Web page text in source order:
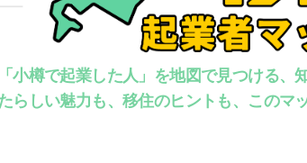
「小樽で起業した人」を地図で見つける、
らしい魅力も、移住のヒントも、このマ